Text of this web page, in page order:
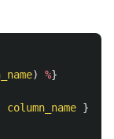
) %}
column_name }}